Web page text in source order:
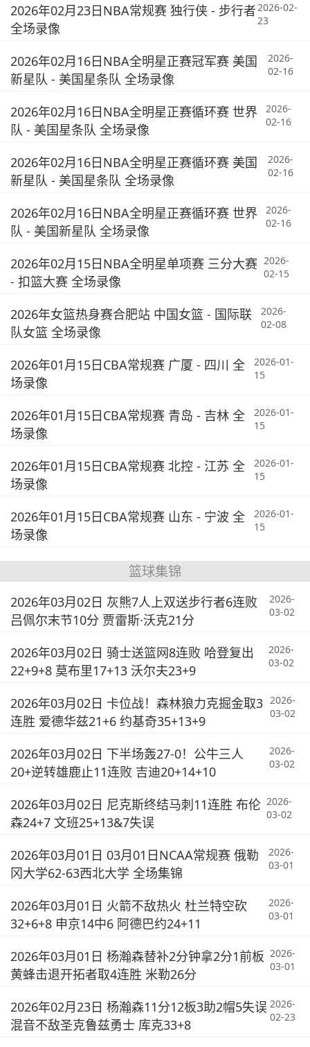
2026年02月23日NBA常规赛 独行侠 - 步行者
全场录像
2026-02-
23
2026年02月16日NBA全明星正赛冠军赛 美国
新星队 - 美国星条队 全场录像
2026-
02-16
2026年02月16日NBA全明星正赛循环赛 世界
队 - 美国星条队 全场录像
2026-
02-16
2026年02月16日NBA全明星正赛循环赛 美国
新星队 - 美国星条队 全场录像
2026-
02-16
2026年02月16日NBA全明星正赛循环赛 世界
队 - 美国新星队 全场录像
2026-
02-16
2026年02月15日NBA全明星单项赛 三分大赛
- 扣篮大赛 全场录像
2026-
02-15
2026年女篮热身赛合肥站 中国女篮 - 国际联
队女篮 全场录像
2026-
02-08
2026年01月15日CBA常规赛 广厦 - 四川 全
场录像
2026-01-
15
2026年01月15日CBA常规赛 青岛 - 吉林 全
场录像
2026-01-
15
2026年01月15日CBA常规赛 北控 - 江苏 全
场录像
2026-01-
15
2026年01月15日CBA常规赛 山东 - 宁波 全
场录像
2026-01-
15
篮球集锦
2026年03月02日 灰熊7人上双送步行者6连败
吕佩尔末节10分 贾雷斯·沃克21分
2026-
03-02
2026年03月02日 骑士送篮网8连败 哈登复出
22+9+8 莫布里17+13 沃尔夫23+9
2026-
03-02
2026年03月02日 卡位战！森林狼力克掘金取3
连胜 爱德华兹21+6 约基奇35+13+9
2026-
03-02
2026年03月02日 下半场轰27-0！公牛三人
20+逆转雄鹿止11连败 吉迪20+14+10
2026-
03-02
2026年03月02日 尼克斯终结马刺11连胜 布伦
森24+7 文班25+13&7失误
2026-
03-02
2026年03月01日 03月01日NCAA常规赛 俄勒
冈大学62-63西北大学 全场集锦
2026-
03-01
2026年03月01日 火箭不敌热火 杜兰特空砍
32+6+8 申京14中6 阿德巴约24+11
2026-
03-01
2026年03月01日 杨瀚森替补2分钟拿2分1前板
黄蜂击退开拓者取4连胜 米勒26分
2026-
03-01
2026年02月23日 杨瀚森11分12板3助2帽5失误
混音不敌圣克鲁兹勇士 库克33+8
2026-
02-23